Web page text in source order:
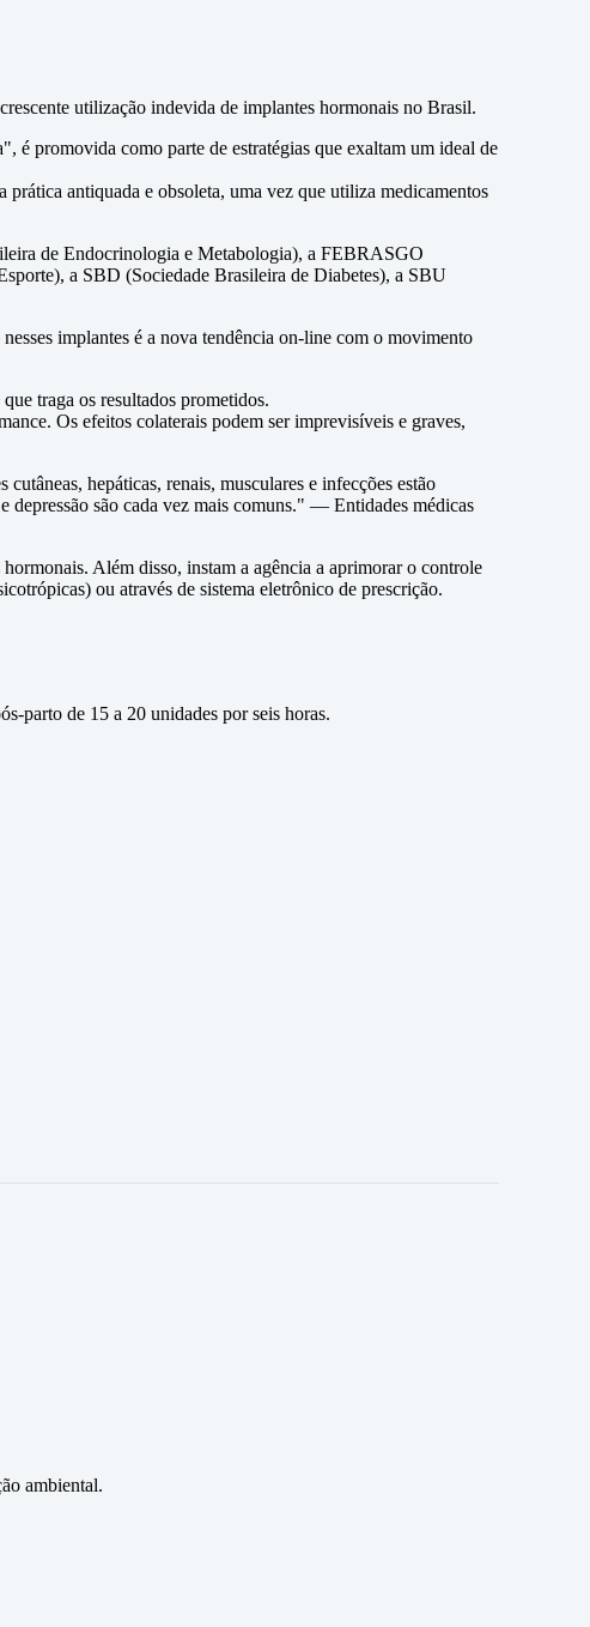
utilização indevida de implantes hormonais no Brasil.
é promovida como parte de estratégias que exaltam um ideal de
antiquada e obsoleta, uma vez que utiliza medicamentos
de Endocrinologia e Metabologia), a FEBRASGO
a SBD (Sociedade Brasileira de Diabetes), a SBU
implantes é a nova tendência on-line com o movimento
traga os resultados prometidos.
Os efeitos colaterais podem ser imprevisíveis e graves,
hepáticas, renais, musculares e infecções estão
depressão são cada vez mais comuns." — Entidades médicas
Além disso, instam a agência a aprimorar o controle
ou através de sistema eletrônico de prescrição.
parto de 15 a 20 unidades por seis horas.
ambiental.